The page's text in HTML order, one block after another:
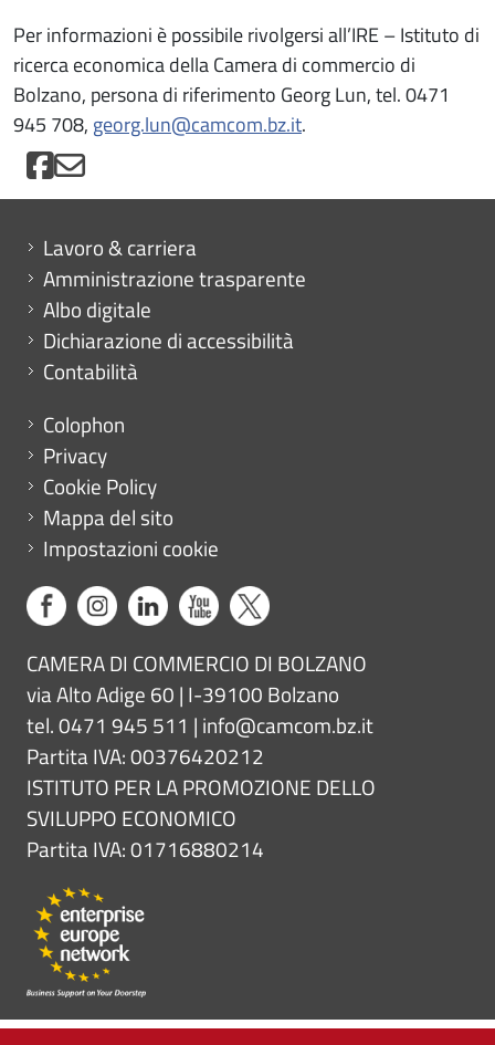
Per informazioni è possibile rivolgersi all’IRE – Istituto di
ricerca economica della Camera di commercio di
Bolzano, persona di riferimento Georg Lun, tel. 0471
945 708, georg.lun@camcom.bz.it.
Mini menu di servizio
Lavoro & carriera
Amministrazione trasparente
Albo digitale
Dichiarazione di accessibilità
Contabilità
Menu footer
Colophon
Privacy
Cookie Policy
Mappa del sito
Impostazioni cookie
CAMERA DI COMMERCIO DI BOLZANO
via Alto Adige 60 | I-39100 Bolzano
tel. 0471 945 511 | info@camcom.bz.it
Partita IVA: 00376420212
ISTITUTO PER LA PROMOZIONE DELLO
SVILUPPO ECONOMICO
Partita IVA: 01716880214